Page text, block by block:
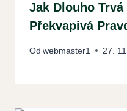
Jak Dlouho
Překvapivá
Od webmaster1 27.